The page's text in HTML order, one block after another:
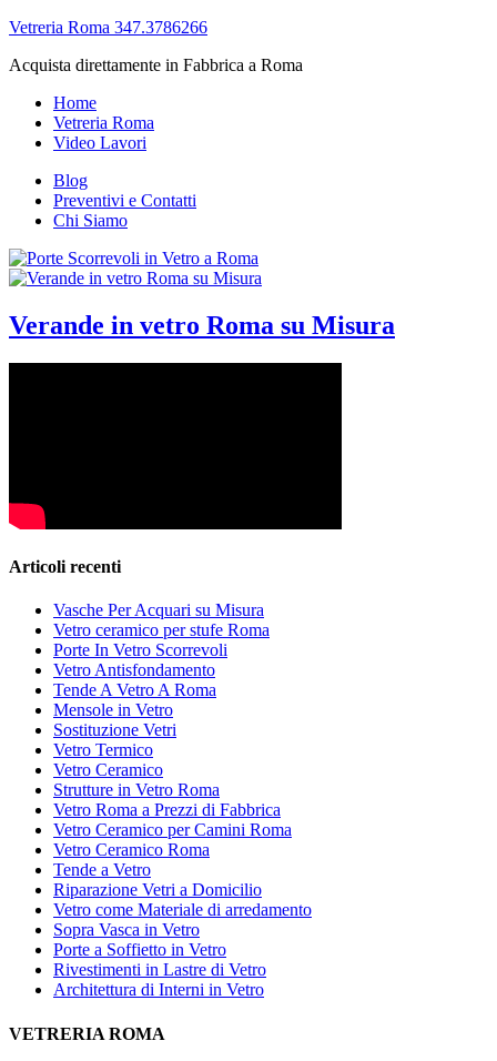
Vetreria Roma 347.3786266
Acquista direttamente in Fabbrica a Roma
Home
Vetreria Roma
Video Lavori
Blog
Preventivi e Contatti
Chi Siamo
Verande in vetro Roma su Misura
Articoli recenti
Vasche Per Acquari su Misura
Vetro ceramico per stufe Roma
Porte In Vetro Scorrevoli
Vetro Antisfondamento
Tende A Vetro A Roma
Mensole in Vetro
Sostituzione Vetri
Vetro Termico
Vetro Ceramico
Strutture in Vetro Roma
Vetro Roma a Prezzi di Fabbrica
Vetro Ceramico per Camini Roma
Vetro Ceramico Roma
Tende a Vetro
Riparazione Vetri a Domicilio
Vetro come Materiale di arredamento
Sopra Vasca in Vetro
Porte a Soffietto in Vetro
Rivestimenti in Lastre di Vetro
Architettura di Interni in Vetro
VETRERIA ROMA